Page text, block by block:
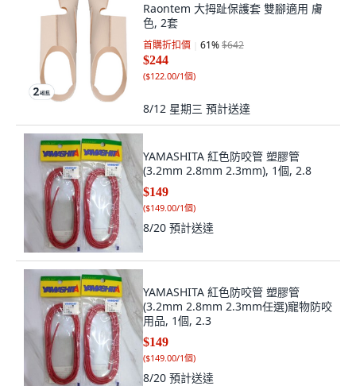
Raontem 大拇趾保護套 雙腳適用 膚
色, 2套
首購折扣價 61%$642
$244
($122.00/1個)
8/12 星期三 預計送達
YAMASHITA 紅色防咬管 塑膠管
(3.2mm 2.8mm 2.3mm), 1個, 2.8
$149
($149.00/1個)
8/20 預計送達
YAMASHITA 紅色防咬管 塑膠管
(3.2mm 2.8mm 2.3mm任選)寵物防咬
用品, 1個, 2.3
$149
($149.00/1個)
8/20 預計送達